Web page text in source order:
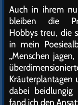
Auch in ihrem
bleiben die
Hobbys treu, die
in mein
„Menschen
Kräuterplantagen
dabei beidlungig
fand ich den